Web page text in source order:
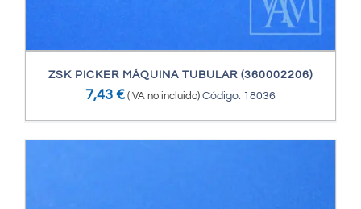
ZSK PICKER MÁQUINA TUBULAR (360002206)
7,43 € (IVA no incluido) Código: 18036